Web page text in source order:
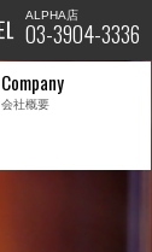
ALPHA店
03-3904-3336
Company
会社概要